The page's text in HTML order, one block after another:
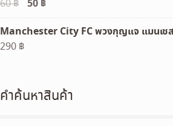
60฿
Original
price
was:
60 ฿.
50 ฿Current
price
is:
Manchester City FC พวงกุญแจ แมนเช
290 ฿
คำค้นหาสินค้า